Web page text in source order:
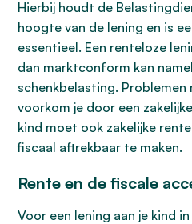
Hierbij houdt de
hoogte van de lening en is
essentieel. Een renteloze
dan marktconform kan
schenkbelasting.
voorkom je door een
kind moet ook zakelijke
fiscaal aftrekbaar te maken.
Rente en de fiscale
Voor een lening aan je kind